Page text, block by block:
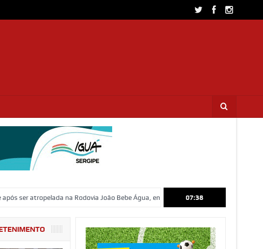
na Rodovia João Bebe Água, em São Cristóvão Investigação da Polícia
07:38